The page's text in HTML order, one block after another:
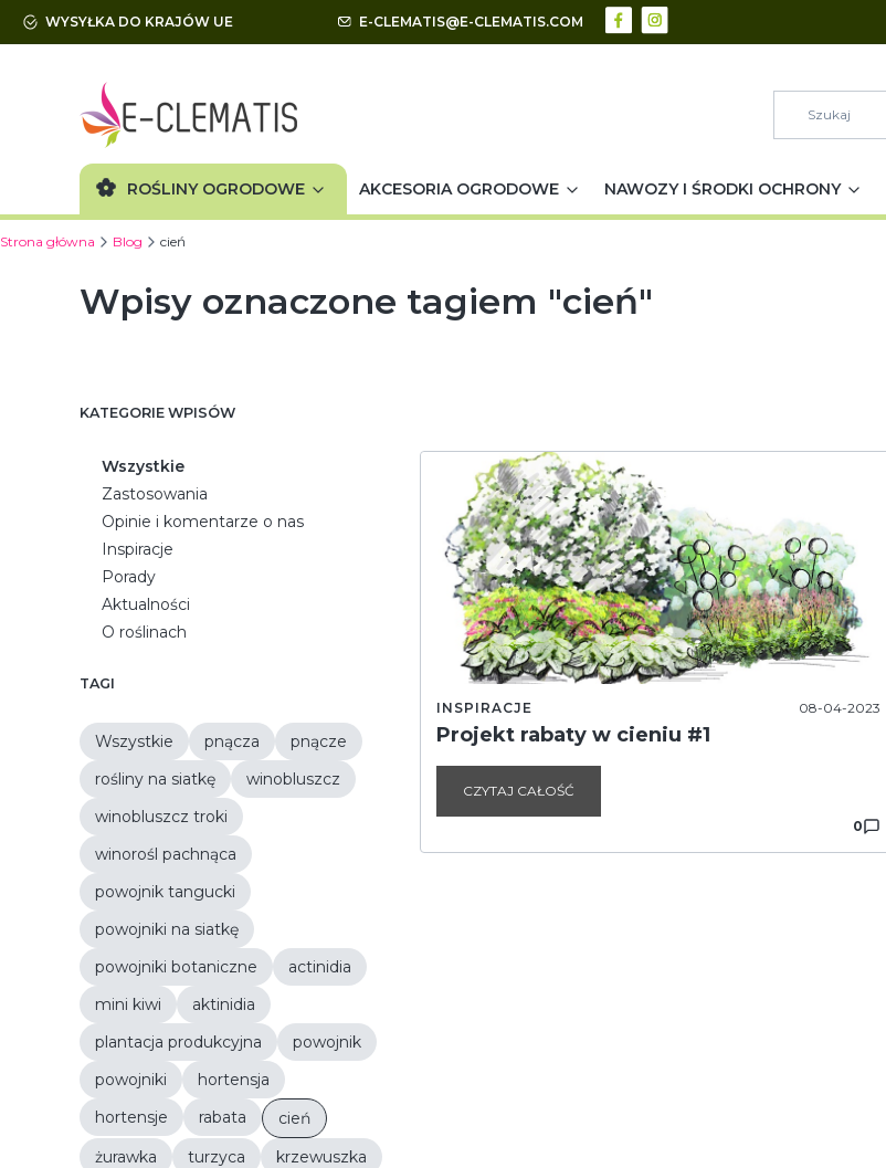
WYSYŁKA DO KRAJÓW UE E-CLEMATIS@E-CLEMATIS.COM
ROŚLINY OGRODOWE AKCESORIA OGRODOWE NAWOZY I ŚRODKI OCHRONY
Strona główna Blog cień
Wpisy oznaczone tagiem "cień"
KATEGORIE WPISÓW
Wszystkie
Zastosowania
Opinie i komentarze o nas
Inspiracje
Porady
Aktualności
O roślinach
TAGI
Wszystkie pnącza
pnącze
rośliny na siatkę
winobluszcz
winobluszcz troki
winorośl pachnąca
powojnik tangucki
powojniki na siatkę
powojniki botaniczne
actinidia
mini kiwi
aktinidia
plantacja produkcyjna
powojnik
powojniki
hortensja
hortensje
rabata
cień
żurawka
turzyca
krzewuszka
INSPIRACJE 08-04-2023
Projekt rabaty w cieniu #1
CZYTAJ CAŁOŚĆ
0